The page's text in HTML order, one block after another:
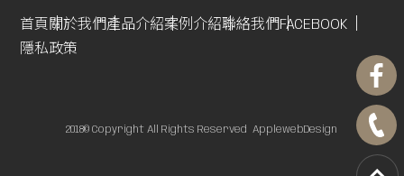
首頁 關於我們產品介紹案例介紹聯絡我們FACEBOOK
隱私政策
2018© Copyright All Rights Reserved ApplewebDesign